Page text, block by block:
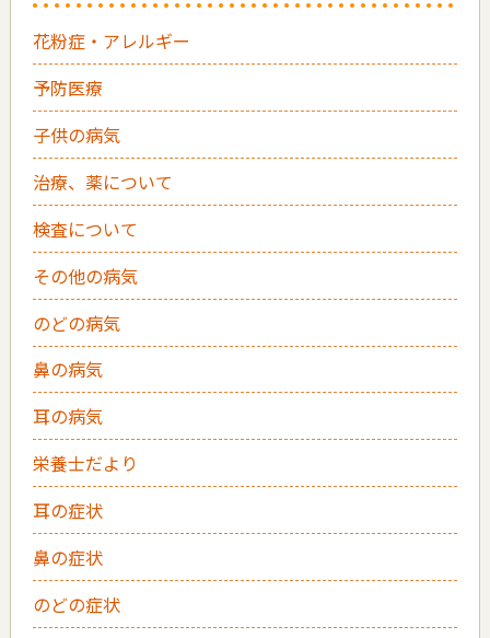
花粉症・アレルギー
予防医療
子供の病気
治療、薬について
検査について
その他の病気
のどの病気
鼻の病気
耳の病気
栄養士だより
耳の症状
鼻の症状
のどの症状